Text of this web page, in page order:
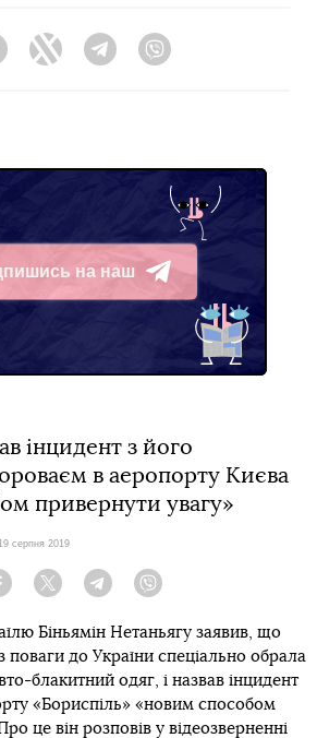
FacebookTwitter Telegram
на наш
інцидент з його
в аеропорту Києва
привернути увагу»
серпня 2019
Facebook Twitter Telegram
Біньямін Нетаньягу заявив, що
до України спеціально обрала
блакитний одяг, і назвав інцидент
«Бориспіль» «новим способом
це він розповів у відеозверненні